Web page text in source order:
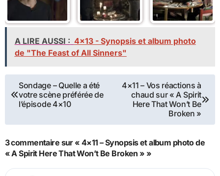
A LIRE AUSSI : 4x13 - Synopsis et album photo
de "The Feast of All Sinners"
Navigation
de
Sondage – Quelle a été
votre scène préférée de
l’épisode 4×10
4×11 – Vos réactions à
chaud sur « A Spirit
Here That Won’t Be
Broken »
3 commentaire sur « 4×11 – Synopsis et album photo de
« A Spirit Here That Won’t Be Broken » »